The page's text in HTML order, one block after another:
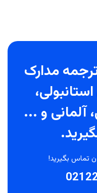
مدارک
آلمانی و ...
تماس بگیرید!